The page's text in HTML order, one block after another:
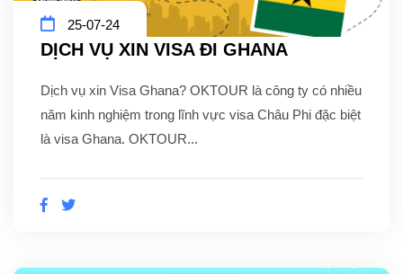
25-07-24
DỊCH VỤ XIN VISA ĐI GHANA
Dịch vụ xin Visa Ghana? OKTOUR là công ty có nhiều
năm kinh nghiệm trong lĩnh vực visa Châu Phi đặc biệt
là visa Ghana. OKTOUR...